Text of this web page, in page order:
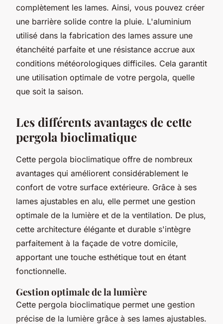
complètement les lames. Ainsi, vous pouvez créer
une barrière solide contre la pluie. L'aluminium
utilisé dans la fabrication des lames assure une
étanchéité parfaite et une résistance accrue aux
conditions météorologiques difficiles. Cela garantit
une utilisation optimale de votre pergola, quelle
que soit la saison.
Les différents avantages de cette
pergola bioclimatique
Cette pergola bioclimatique offre de nombreux
avantages qui améliorent considérablement le
confort de votre surface extérieure. Grâce à ses
lames ajustables en alu, elle permet une gestion
optimale de la lumière et de la ventilation. De plus,
cette architecture élégante et durable s'intègre
parfaitement à la façade de votre domicile,
apportant une touche esthétique tout en étant
fonctionnelle.
Gestion optimale de la lumière
Cette pergola bioclimatique permet une gestion
précise de la lumière grâce à ses lames ajustables.